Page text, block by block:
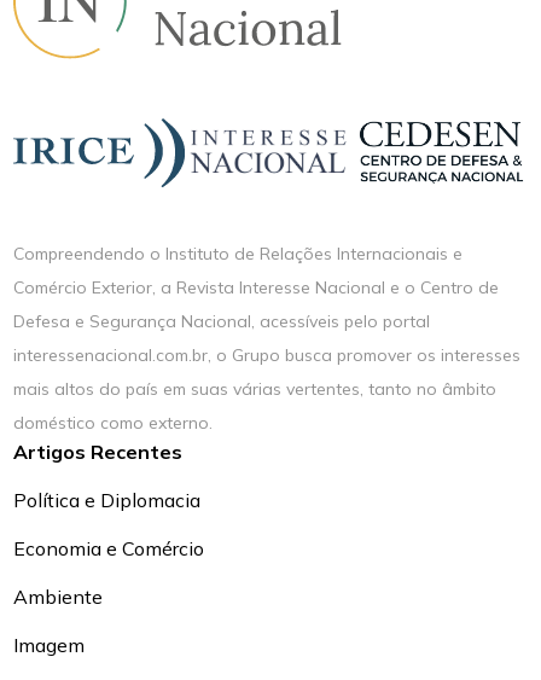
Compreendendo o Instituto de Relações Internacionais e
Comércio Exterior, a Revista Interesse Nacional e o Centro de
Defesa e Segurança Nacional, acessíveis pelo portal
interessenacional.com.br, o Grupo busca promover os interesses
mais altos do país em suas várias vertentes, tanto no âmbito
doméstico como externo.
Artigos Recentes
Política e Diplomacia
Economia e Comércio
Ambiente
Imagem